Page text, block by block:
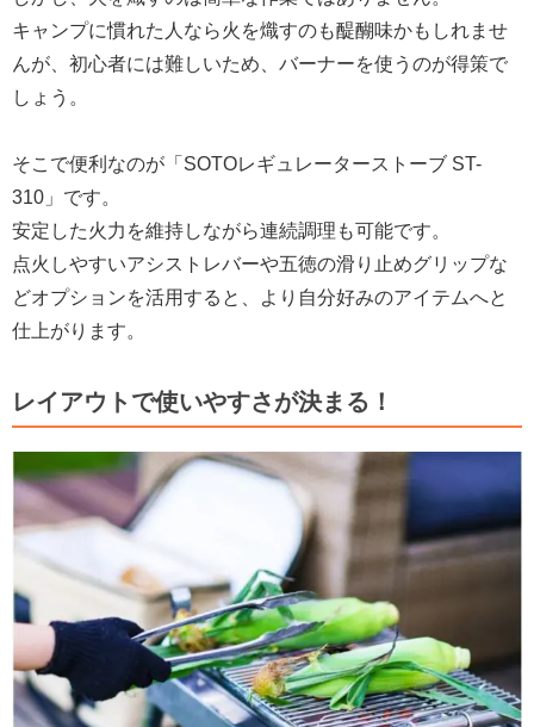
キャンプに慣れた人なら火を熾すのも醍醐味かもしれませ
んが、初心者には難しいため、バーナーを使うのが得策で
しょう。
そこで便利なのが「SOTOレギュレーターストーブ ST-
310」です。
安定した火力を維持しながら連続調理も可能です。
点火しやすいアシストレバーや五徳の滑り止めグリップな
どオプションを活用すると、より自分好みのアイテムへと
仕上がります。
レイアウトで使いやすさが決まる！